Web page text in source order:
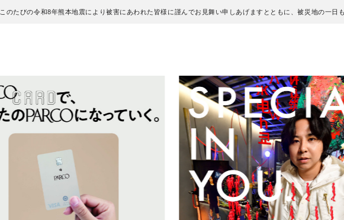
このたびの令和8年熊本地震により被害にあわれた皆様に謹んでお見舞い申しあげますとともに、被災地の一日